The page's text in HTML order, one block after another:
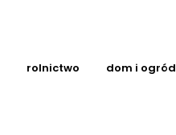
rolnictwo dom i ogród